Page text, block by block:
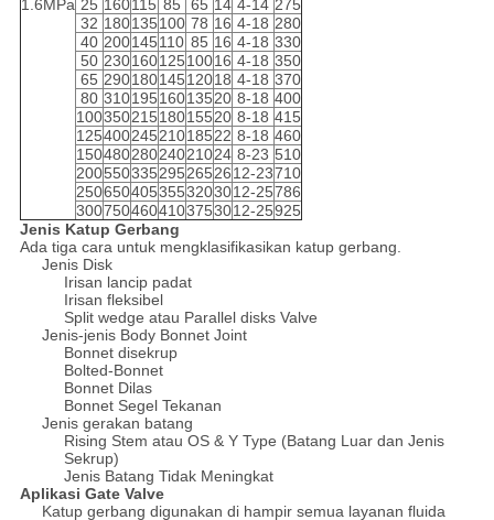
1.6MPa 25 160115 85 65 14 4-14 275
32 180135100 78 16 4-18 280
40 200145110 85 16 4-18 330
50 23016012510016 4-18 350
65 29018014512018 4-18 370
80 31019516013520 8-18 400
10035021518015520 8-18 415
12540024521018522 8-18 460
15048028024021024 8-23 510
2005503352952652612-23710
2506504053553203012-25786
3007504604103753012-25925
Jenis Katup Gerbang
Ada tiga cara untuk mengklasifikasikan katup gerbang.
Jenis Disk
Irisan lancip padat
Irisan fleksibel
Split wedge atau Parallel disks Valve
Jenis-jenis Body Bonnet Joint
Bonnet disekrup
Bolted-Bonnet
Bonnet Dilas
Bonnet Segel Tekanan
Jenis gerakan batang
Rising Stem atau OS & Y Type (Batang Luar dan Jenis
Sekrup)
Jenis Batang Tidak Meningkat
Aplikasi Gate Valve
Katup gerbang digunakan di hampir semua layanan fluida